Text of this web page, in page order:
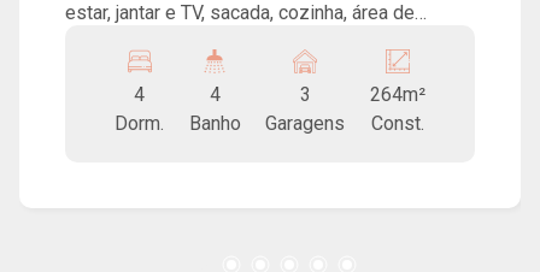
estar, jantar e TV, sacada, cozinha, área de
garagem. Prédio com portaria 24h, academia,
coworking e localização privilegiada, próximo ao
Centro da cidade!
4
Dorm.
4
Banho
3
Garagens
264m²
Const.